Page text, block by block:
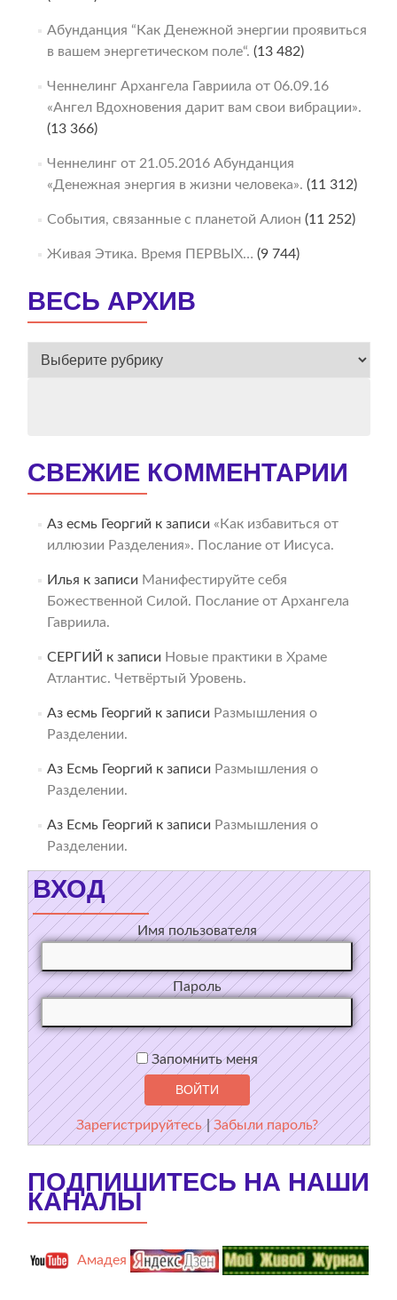
Абунданция “Как Денежной энергии проявиться
в вашем энергетическом поле“. (13 482)
Ченнелинг Архангела Гавриила от 06.09.16
«Ангел Вдохновения дарит вам свои вибрации».
(13 366)
Ченнелинг от 21.05.2016 Абунданция
«Денежная энергия в жизни человека». (11 312)
События, связанные с планетой Алион (11 252)
Живая Этика. Время ПЕРВЫХ… (9 744)
ВЕСЬ АРХИВ
ВЕСЬ
СВЕЖИЕ КОММЕНТАРИИ
Аз есмь Георгий к записи «Как избавиться от
иллюзии Разделения». Послание от Иисуса.
Илья к записи Манифестируйте себя
Божественной Силой. Послание от Архангела
Гавриила.
СЕРГИЙ к записи Новые практики в Храме
Атлантис. Четвёртый Уровень.
Аз есмь Георгий к записи Размышления о
Разделении.
Аз Есмь Георгий к записи Размышления о
Разделении.
Аз Есмь Георгий к записи Размышления о
Разделении.
ВХОД
Имя пользователя
Пароль
Запомнить меня
Зарегистрируйтесь |Забыли пароль?
ПОДПИШИТЕСЬ НА НАШИ
КАНАЛЫ
Амадея